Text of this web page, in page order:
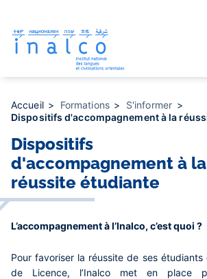
contenu
principal
Accueil Formations
S'informer
Dispositifs d'accompagnement à la
Dispositifs
d'accompagnement à la
réussite étudiante
L’accompagnement à l’Inalco, c’est quoi ?
Pour favoriser la réussite de ses étudiants
de Licence, l’Inalco met en place